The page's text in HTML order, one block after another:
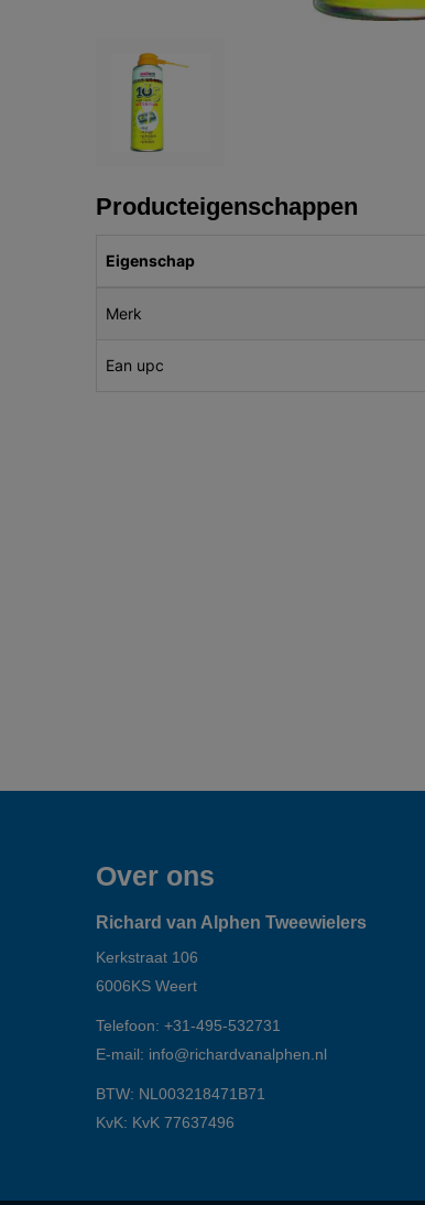
Producteigenschappen
Eigenschap
Merk
Ean upc
Over ons
Richard van Alphen Tweewielers
Kerkstraat 106
6006KS Weert
Telefoon: +31-495-532731
E-mail: info@richardvanalphen.nl
BTW: NL003218471B71
KvK: KvK 77637496